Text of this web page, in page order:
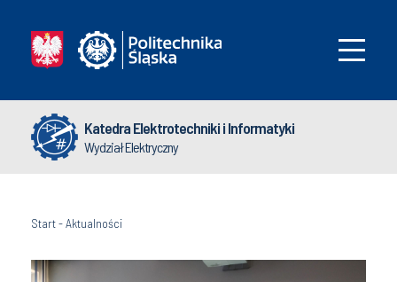
Katedra Elektrotechniki i Informatyki
Wydział Elektryczny
Start-Aktualności